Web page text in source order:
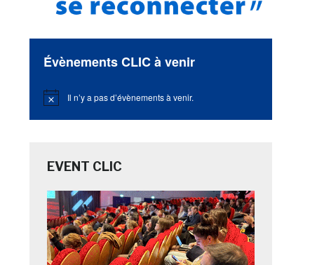
Évènements CLIC à venir
Notice Il n’y a pas d’évènements à venir.
EVENT CLIC